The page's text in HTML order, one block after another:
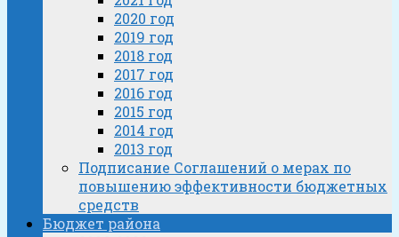
2020 год
2019 год
2018 год
2017 год
2016 год
2015 год
2014 год
2013 год
Подписание Соглашений о мерах по
повышению эффективности бюджетных
средств
Бюджет района